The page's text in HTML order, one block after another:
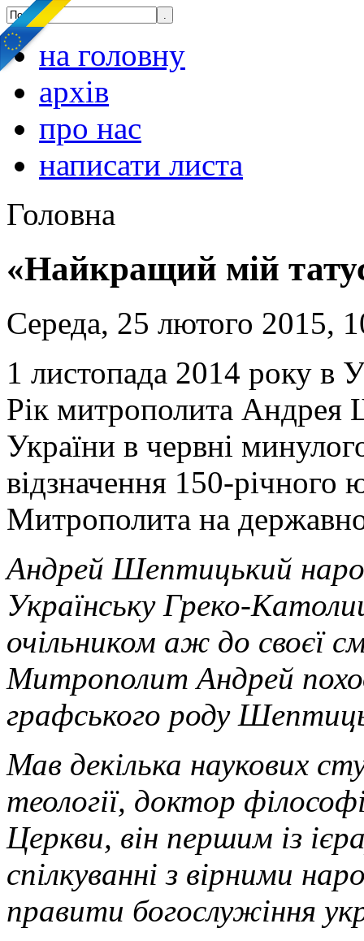
на головну
архів
про нас
написати листа
Головна
«Найкращий мій
Середа, 25 лютого 2015,
1 листопада 2014 року в
Рік митрополита Андрея
України в червні
відзначення 150-річного
Митрополита на
Андрей Шептицький
Українську Греко-
очільником аж до своєї
Митрополит Андрей
графського роду
Мав декілька наукових
теології, доктор
Церкви, він першим із
спілкуванні з вірними
правити богослужіння